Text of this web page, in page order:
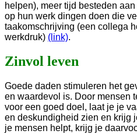
helpen), meer tijd besteden
op hun werk dingen doen die
taakomschrijving (een collega
werkdruk) (link).
Zinvol leven
Goede daden stimuleren het
en waardevol is. Door mensen
voor een goed doel, laat je je
en deskundigheid zien en krijg
je mensen helpt, krijg je